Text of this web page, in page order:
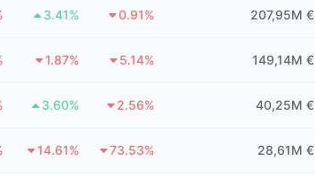
3.41% 0.91% 207,95M €
1.87% 5.14% 149,14M €
3.60% 2.56% 40,25M €
14.61% 73.53% 28,61M €